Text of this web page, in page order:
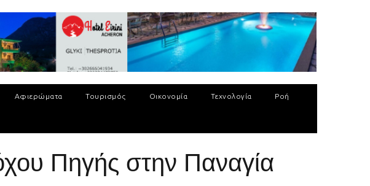
Αφιερώματα Τουρισμός Οικονομία Τεχνολογία Ροή
Πηγής στην Παναγία